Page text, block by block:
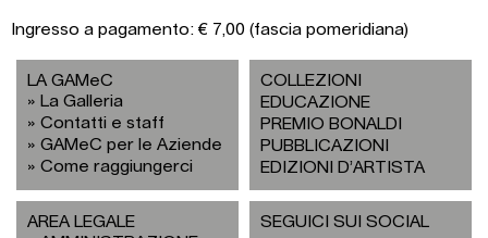
Ingresso a pagamento: € 7,00 (fascia pomeridiana)
LA GAMeC
La Galleria
Contatti e staff
GAMeC per le Aziende
Come raggiungerci
COLLEZIONI
EDUCAZIONE
PREMIO BONALDI
PUBBLICAZIONI
EDIZIONI D’ARTISTA
AREA LEGALE
SEGUICI SUI SOCIAL